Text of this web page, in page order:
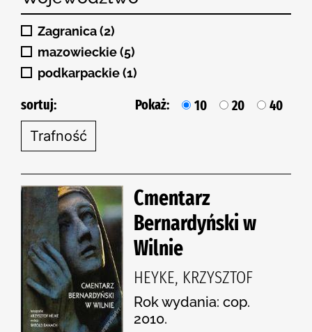
Zagranica (2)
mazowieckie (5)
podkarpackie (1)
sortuj: Pokaż: 10 20 40
Cmentarz
Bernardyński w
Wilnie
HEYKE, KRZYSZTOF
Rok wydania: cop.
2010.